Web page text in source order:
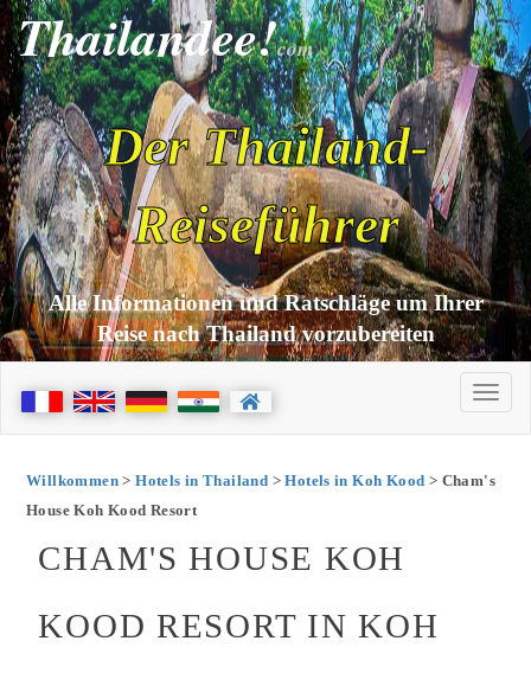
Thailandee!com
Der Thailand-
Reiseführer
Alle Informationen und Ratschläge um Ihrer
Reise nach Thailand vorzubereiten
Willkommen>Hotels in Thailand >Hotels in Koh Kood > Cham's
House Koh Kood Resort
CHAM'S HOUSE KOH
KOOD RESORT IN KOH